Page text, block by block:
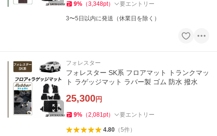
9% （3,348pt） 要エントリー
3〜5日以内に発送（休業日を除く）
フォレスター
フォレスター SK系 フロアマット トランクマッ
ト ラゲッジマット ラバー製 ゴム 防水 撥水
25,300円
9% （2,081pt） 要エントリー
4.80（5件）